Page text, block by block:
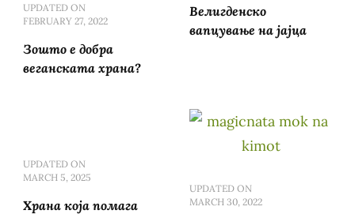
UPDATED ON
FEBRUARY 27, 2022
Зошто е добра
веганската храна?
Велигденско
вапцување на јајца
UPDATED ON
MARCH 5, 2025
Храна која помага
UPDATED ON
MARCH 30, 2022